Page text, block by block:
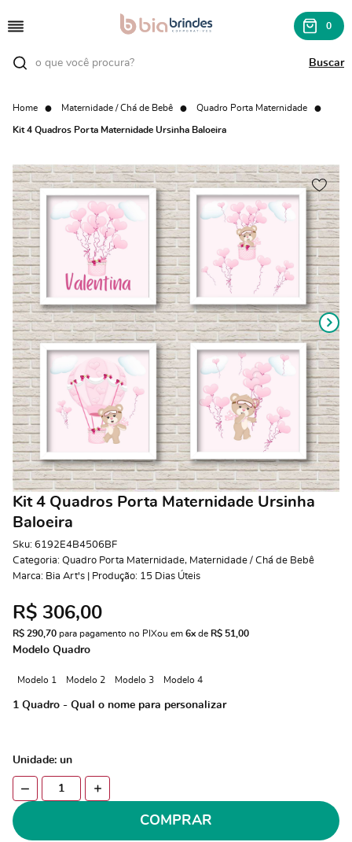
0
Home Maternidade / Chá de Bebê Quadro Porta Maternidade
Kit 4 Quadros Porta Maternidade Ursinha Baloeira
Kit 4 Quadros Porta Maternidade Ursinha
Baloeira
Sku: 6192E4B4506BF
Categoria: Quadro Porta Maternidade, Maternidade / Chá de Bebê
Marca: Bia Art's | Produção: 15 Dias Úteis
R$ 306,00
R$ 290,70 para pagamento no PIXou em 6x de R$ 51,00
Modelo Quadro
Modelo 1 Modelo 2 Modelo 3 Modelo 4
1 Quadro - Qual o nome para personalizar
Unidade: un
COMPRAR